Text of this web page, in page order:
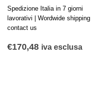
Spedizione Italia in 7 giorni
lavorativi | Wordwide shipping
contact us
€170,48 iva esclusa